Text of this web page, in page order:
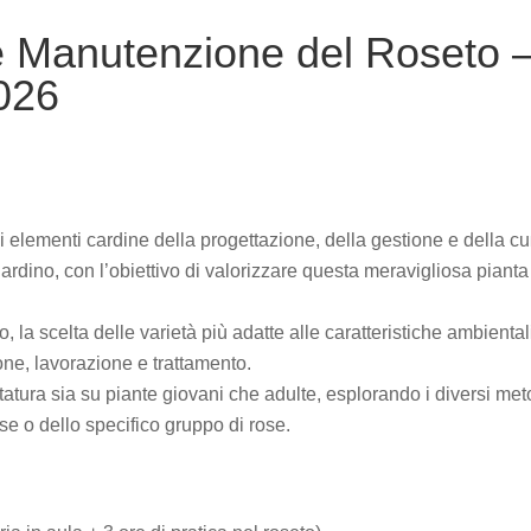
del Roseto
cardine della progettazione, della gestione e della
con l’obiettivo di valorizzare questa meravigliosa
la scelta delle varietà più adatte alle caratteristiche
lavorazione e trattamento.
sia su piante giovani che adulte, esplorando i diversi
o dello specifico gruppo di rose.